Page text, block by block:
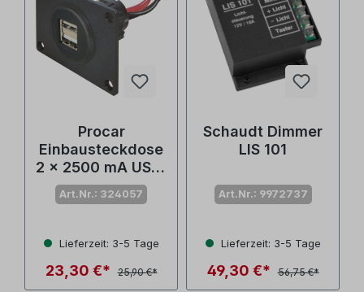
Procar
Einbausteckdose
2 x 2500 mA USB-
A Anschluss
Art.Nr.: 324057
Lieferzeit: 3-5 Tage
23,30 €* 25,90 €*
Schaudt Dimmer
LIS 101
Art.Nr.: 9972737
Lieferzeit: 3-5 Tage
49,30 €* 56,75 €*